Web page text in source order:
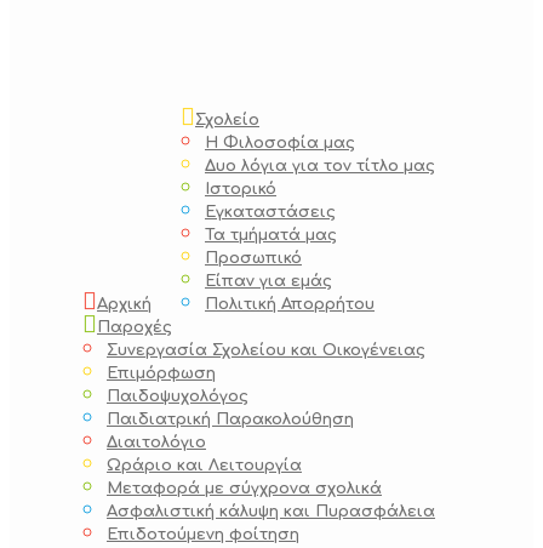
Αρχική
Σχολείο
Η Φιλοσοφία μας
Δυο λόγια για τον τίτλο μας
Ιστορικό
Εγκαταστάσεις
Τα τμήματά μας
Προσωπικό
Είπαν για εμάς
Πολιτική Απορρήτου
Παροχές
Συνεργασία Σχολείου και Οικογένειας
Επιμόρφωση
Παιδοψυχολόγος
Παιδιατρική Παρακολούθηση
Διαιτολόγιο
Ωράριο και Λειτουργία
Μεταφορά με σύγχρονα σχολικά
Ασφαλιστική κάλυψη και Πυρασφάλεια
Επιδοτούμενη φοίτηση